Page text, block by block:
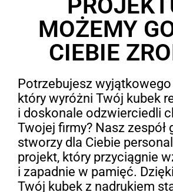
MOŻEMY
CIEBIE
Potrzebujesz
który wyróżni Twój kubek
i doskonale odzwierciedli
Twojej firmy? Nasz zespół
stworzy dla Ciebie
projekt, który przyciągnie
i zapadnie w pamięć.
Twój kubek z nadrukiem